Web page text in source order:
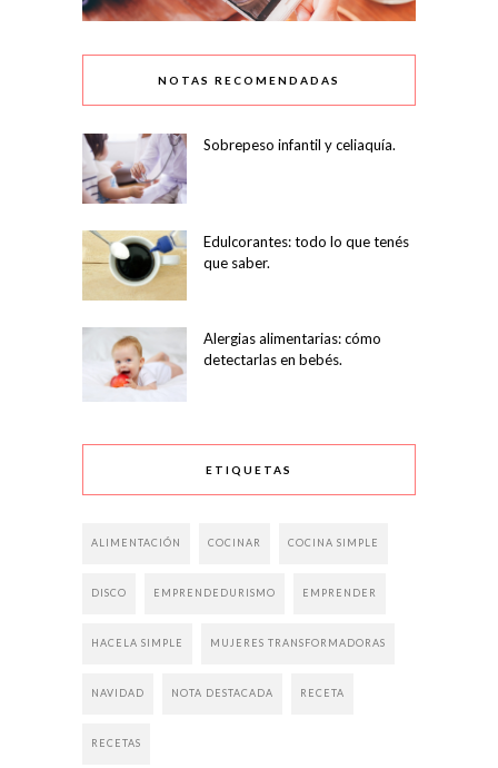
NOTAS RECOMENDADAS
Sobrepeso infantil y celiaquía.
Edulcorantes: todo lo que tenés
que saber.
Alergias alimentarias: cómo
detectarlas en bebés.
ETIQUETAS
ALIMENTACIÓN COCINAR COCINA SIMPLE
DISCO EMPRENDEDURISMO EMPRENDER
HACELA SIMPLE MUJERES TRANSFORMADORAS
NAVIDAD NOTA DESTACADA RECETA
RECETAS